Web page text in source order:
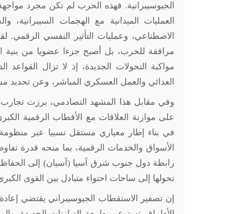
الجيوسيبرانية. فهذه الحرب لم تكن مجرد
العمليات الميدانية مع الهجمات السيبرانية،
الاصطناعي، وعمليات التأثير النفسي
مرافقة للحرب، بل أصبح جزءا عضويا من بنية
مواكبة التحولات الجديدة، إذ لا تزال
العدائي والعمل العسكري المباشر، وعن تحديد
وفي مقابل هذا المشهد التصادمي، برزت تجارب
على موازنة العلاقات مع الأقطاب الرقمية
في بناء إطار معياري مستقل نسبيا عبر منظومة
الأسواق والخدمات الرقمية، بما منحه قدرة
رابطة دول جنوب شرق آسيا (آسيان) إلى الحفاظ
تحولها إلى ساحات احتواء متبادل بين القوى
إن تصفير الاستقطاب الجيوسيبراني يقتضي